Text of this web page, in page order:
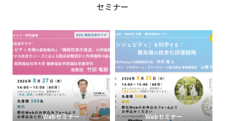
ローム解析による医薬品・栄セミナー
Webセミナー Webセミナー